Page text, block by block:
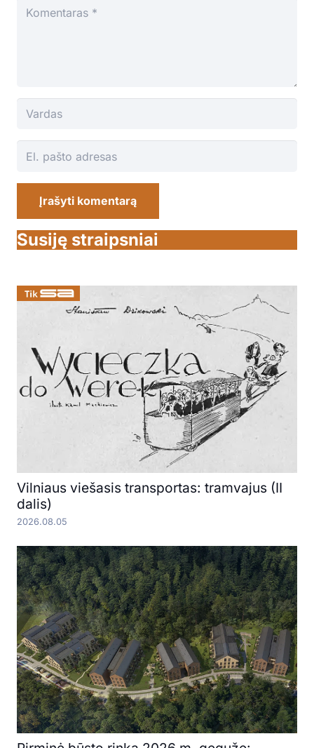
Įrašyti komentarą
Susiję straipsniai
Vilniaus viešasis transportas: tramvajus (II
dalis)
2026.08.05